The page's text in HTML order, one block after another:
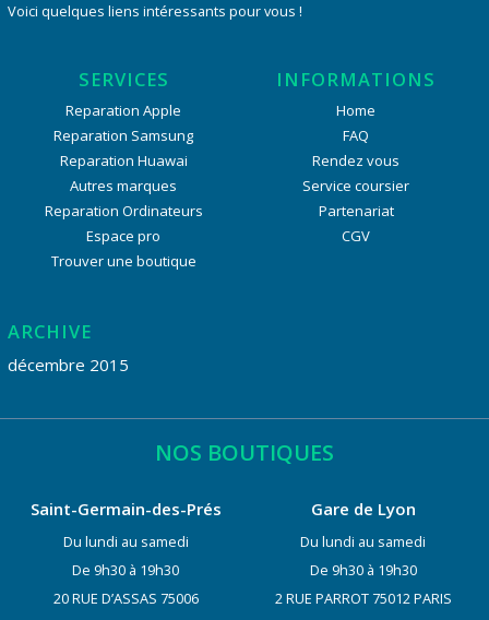
Voici quelques liens intéressants pour vous !
SERVICES
Reparation Apple
Reparation Samsung
Reparation Huawai
Autres marques
Reparation Ordinateurs
Espace pro
Trouver une boutique
INFORMATIONS
Home
FAQ
Rendez vous
Service coursier
Partenariat
CGV
ARCHIVE
décembre 2015
NOS BOUTIQUES
Saint-Germain-des-Prés
Du lundi au samedi
De 9h30 à 19h30
20 RUE D’ASSAS 75006
Gare de Lyon
Du lundi au samedi
De 9h30 à 19h30
2 RUE PARROT 75012 PARIS